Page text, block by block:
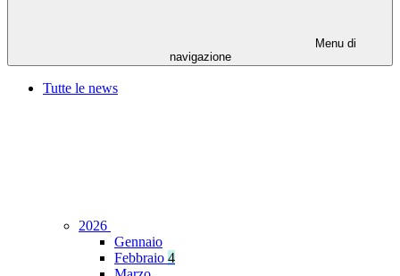
Menu di
navigazione
Tutte le news
2026
Gennaio
Febbraio 4